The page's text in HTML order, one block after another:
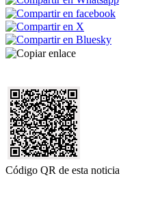
Código QR de esta noticia